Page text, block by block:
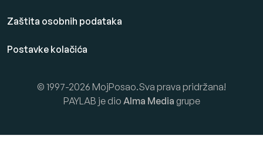
Zaštita osobnih podataka
Postavke kolačića
© 1997-2026 MojPosao.Sva prava pridržana!
PAYLAB je dio Alma Media grupe